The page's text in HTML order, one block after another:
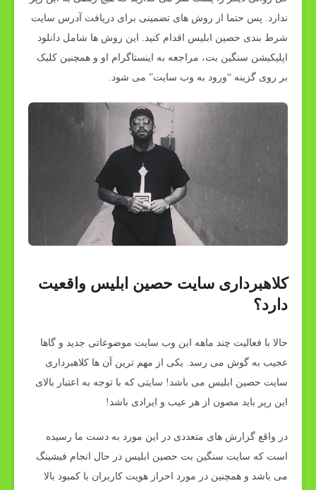
ندارد. پس حتما از روش های تضمینی برای دریافت آدرس سایت
شرط بندی حصین ابلیس اقدام کنید. این روش ها شامل دانلود
اپلیکیشن سنگین بت، مراجعه به اینستاگرام او و همچنین کلیک
بر روی گزینه “ورود به وب سایت” می شود.
کلاهبرداری سایت حصین ابلیس واقعیت
دارد؟
حالا با فعالیت چند ماهه این وب سایت موضوعاتی جدید و گاها
عجیب به گوش می رسد. یکی از مهم ترین آن ها کلاهبرداری
سایت حصین ابلیس می باشد! سایتی که با توجه به اعتبار بالای
این رپر باید مصون از هر عیب و ایرادی باشد!
در واقع گزارش های متعددی در این مورد به دست ما رسیده
است که سایت سنگین بت حصین ابلیس در حال انجام فیشینگ
می باشد و همچنین در مورد احراز هویت کاربران با کمبود بالا